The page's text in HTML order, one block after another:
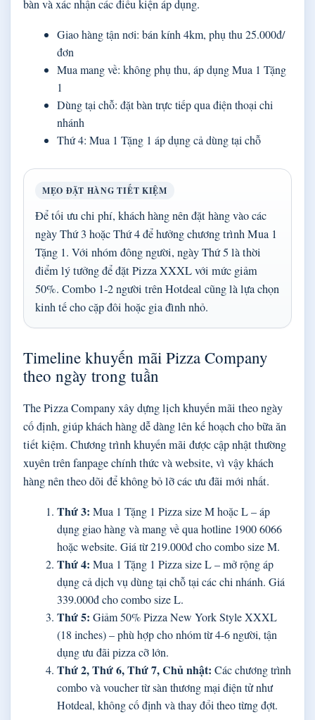
bàn và xác nhận các điều kiện áp dụng.
Giao hàng tận nơi: bán kính 4km, phụ thu 25.000đ/
đơn
Mua mang về: không phụ thu, áp dụng Mua 1 Tặng
1
Dùng tại chỗ: đặt bàn trực tiếp qua điện thoại chi
nhánh
Thứ 4: Mua 1 Tặng 1 áp dụng cả dùng tại chỗ
MẸO ĐẶT HÀNG TIẾT KIỆM
Để tối ưu chi phí, khách hàng nên đặt hàng vào các
ngày Thứ 3 hoặc Thứ 4 để hưởng chương trình Mua 1
Tặng 1. Với nhóm đông người, ngày Thứ 5 là thời
điểm lý tưởng để đặt Pizza XXXL với mức giảm
50%. Combo 1-2 người trên Hotdeal cũng là lựa chọn
kinh tế cho cặp đôi hoặc gia đình nhỏ.
Timeline khuyến mãi Pizza Company
theo ngày trong tuần
The Pizza Company xây dựng lịch khuyến mãi theo ngày
cố định, giúp khách hàng dễ dàng lên kế hoạch cho bữa ăn
tiết kiệm. Chương trình khuyến mãi được cập nhật thường
xuyên trên fanpage chính thức và website, vì vậy khách
hàng nên theo dõi để không bỏ lỡ các ưu đãi mới nhất.
Thứ 3: Mua 1 Tặng 1 Pizza size M hoặc L – áp
dụng giao hàng và mang về qua hotline 1900 6066
hoặc website. Giá từ 219.000đ cho combo size M.
Thứ 4: Mua 1 Tặng 1 Pizza size L – mở rộng áp
dụng cả dịch vụ dùng tại chỗ tại các chi nhánh. Giá
339.000đ cho combo size L.
Thứ 5: Giảm 50% Pizza New York Style XXXL
(18 inches) – phù hợp cho nhóm từ 4-6 người, tận
dụng ưu đãi pizza cỡ lớn.
Thứ 2, Thứ 6, Thứ 7, Chủ nhật: Các chương trình
combo và voucher từ sàn thương mại điện tử như
Hotdeal, không cố định và thay đổi theo từng đợt.